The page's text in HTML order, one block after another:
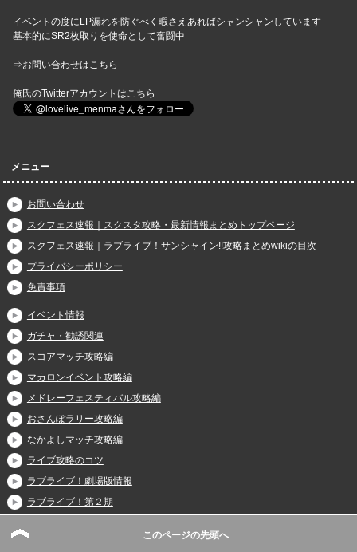
イベントの度にLP漏れを防ぐべく暇さえあればシャンシャンしています
基本的にSR2枚取りを使命として奮闘中
⇒お問い合わせはこちら
俺氏のTwitterアカウントはこちら
メニュー
お問い合わせ
スクフェス速報｜スクスタ攻略・最新情報まとめトップページ
スクフェス速報｜ラブライブ！サンシャイン!!攻略まとめwikiの目次
プライバシーポリシー
免責事項
イベント情報
ガチャ・勧誘関連
スコアマッチ攻略編
マカロンイベント攻略編
メドレーフェスティバル攻略編
おさんぽラリー攻略編
なかよしマッチ攻略編
ライブ攻略のコツ
ラブライブ！劇場版情報
ラブライブ！第２期
このページの先頭へ